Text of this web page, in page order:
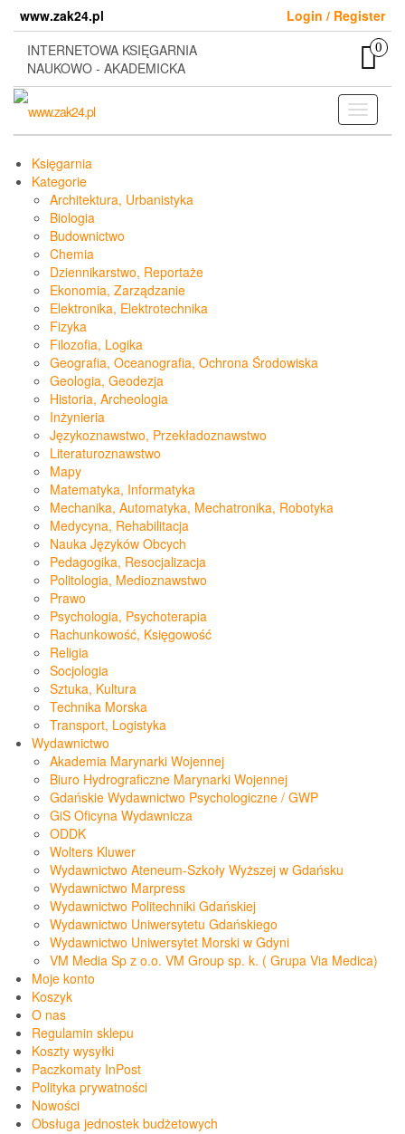
content
www.zak24.pl
Login / Register
INTERNETOWA KSIĘGARNIA
NAUKOWO - AKADEMICKA
0
Toggle
Księgarnia
Kategorie
Architektura, Urbanistyka
Biologia
Budownictwo
Chemia
Dziennikarstwo, Reportaże
Ekonomia, Zarządzanie
Elektronika, Elektrotechnika
Fizyka
Filozofia, Logika
Geografia, Oceanografia, Ochrona Środowiska
Geologia, Geodezja
Historia, Archeologia
Inżynieria
Językoznawstwo, Przekładoznawstwo
Literaturoznawstwo
Mapy
Matematyka, Informatyka
Mechanika, Automatyka, Mechatronika, Robotyka
Medycyna, Rehabilitacja
Nauka Języków Obcych
Pedagogika, Resocjalizacja
Politologia, Medioznawstwo
Prawo
Psychologia, Psychoterapia
Rachunkowość, Księgowość
Religia
Socjologia
Sztuka, Kultura
Technika Morska
Transport, Logistyka
Wydawnictwo
Akademia Marynarki Wojennej
Biuro Hydrograficzne Marynarki Wojennej
Gdańskie Wydawnictwo Psychologiczne / GWP
GiS Oficyna Wydawnicza
ODDK
Wolters Kluwer
Wydawnictwo Ateneum-Szkoły Wyższej w Gdańsku
Wydawnictwo Marpress
Wydawnictwo Politechniki Gdańskiej
Wydawnictwo Uniwersytetu Gdańskiego
Wydawnictwo Uniwersytet Morski w Gdyni
VM Media Sp z o.o. VM Group sp. k. ( Grupa Via Medica)
Moje konto
Koszyk
O nas
Regulamin sklepu
Koszty wysyłki
Paczkomaty InPost
Polityka prywatności
Nowości
Obsługa jednostek budżetowych